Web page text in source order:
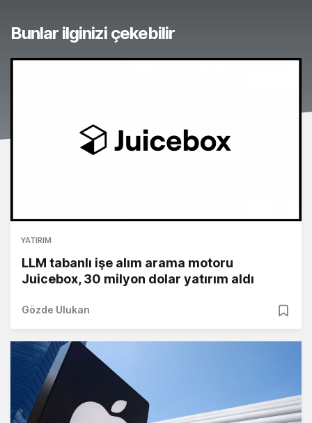
Bunlar ilginizi çekebilir
YATIRIM
LLM tabanlı işe alım arama motoru
Juicebox, 30 milyon dolar yatırım aldı
Gözde Ulukan